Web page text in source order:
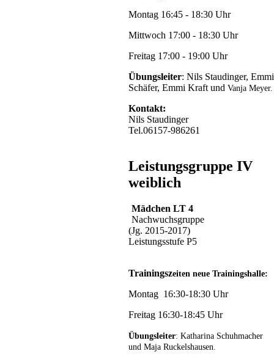
Montag 16:45 - 18:30 Uhr
Mittwoch 17:00 - 18:30 Uhr
Freitag 17:00 - 19:00 Uhr
Übungsleiter: Nils Staudinger, Emmi
Schäfer, Emmi Kraft und Vanja Meyer.
Kontakt:
Nils Staudinger
Tel.06157-986261
Leistungsgruppe IV
weiblich
Mädchen LT 4
Nachwuchsgruppe
(Jg. 2015-2017)
Leistungsstufe P5
Trainingszeiten neue Trainingshalle:
Montag 16:30-18:30 Uhr
Freitag 16:30-18:45 Uhr
Übungsleiter: Katharina Schuhmacher
und Maja Ruckelshausen.